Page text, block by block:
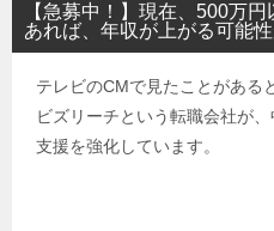
【急募中！】現在、500万
あれば、年収が上がる可能
テレビのCMで見たことがある
ビズリーチという転職会社が
支援を強化しています。